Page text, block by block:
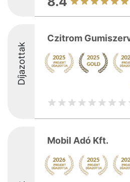
Díjazottak
Czitrom
Mobil Adó Kft.